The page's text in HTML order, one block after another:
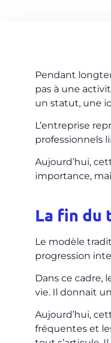
Pendant
pas à une
un statut, une
L’entreprise
professionnels
Aujourd’hui,
importance,
La fin du
Le modèle
progression
Dans ce cadre,
vie. Il donnait
Aujourd’hui,
fréquentes et